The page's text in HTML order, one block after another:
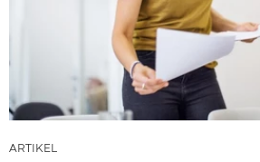
ARTIKEL